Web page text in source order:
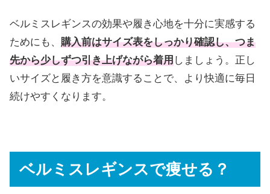
ベルミスレギンスの効果や履き心地を十分に実感する
ためにも、 購入前はサイズ表をしっかり確認し、つま
先から少しずつ引き上げながら着用しましょう。正し
いサイズと履き方を意識することで、より快適に毎日
続けやすくなります。
ベルミスレギンスで痩せる？